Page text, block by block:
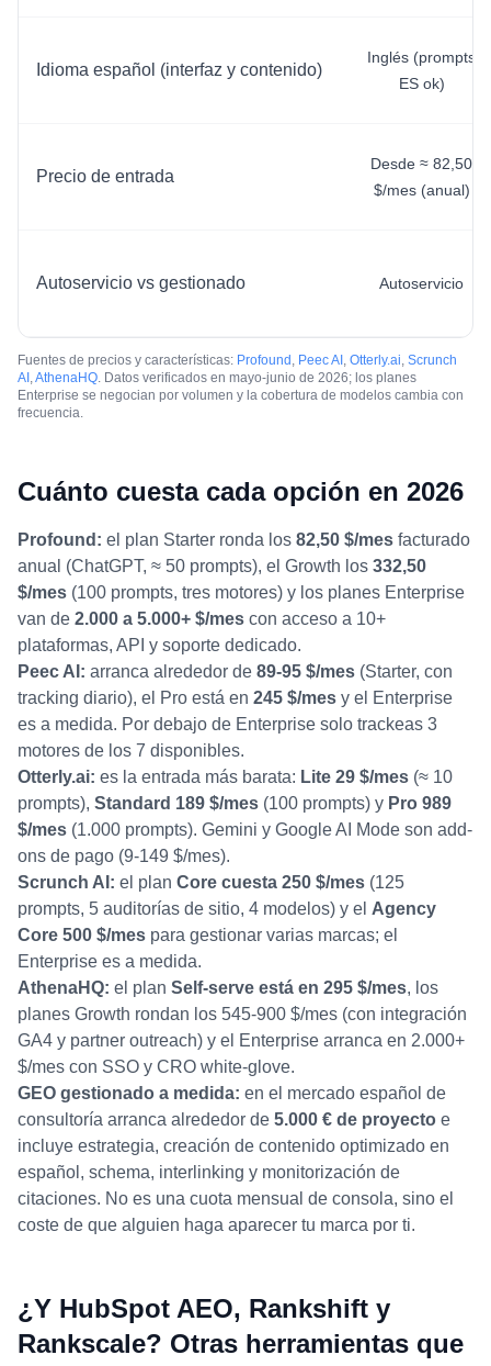
Idioma español (interfaz y contenido)
Inglés (prompts
ES ok)
Precio de entrada
Desde ≈ 82,50
$/mes (anual)
Autoservicio vs gestionado Autoservicio
Fuentes de precios y características: Profound , Peec AI , Otterly.ai, Scrunch
AI ,AthenaHQ. Datos verificados en mayo-junio de 2026; los planes
Enterprise se negocian por volumen y la cobertura de modelos cambia con
frecuencia.
Cuánto cuesta cada opción en 2026
Profound: el plan Starter ronda los 82,50 $/mes facturado
anual (ChatGPT, ≈ 50 prompts), el Growth los 332,50
$/mes (100 prompts, tres motores) y los planes Enterprise
van de 2.000 a 5.000+ $/mes con acceso a 10+
plataformas, API y soporte dedicado.
Peec AI: arranca alrededor de 89-95 $/mes (Starter, con
tracking diario), el Pro está en 245 $/mes y el Enterprise
es a medida. Por debajo de Enterprise solo trackeas 3
motores de los 7 disponibles.
Otterly.ai: es la entrada más barata: Lite 29 $/mes (≈ 10
prompts), Standard 189 $/mes (100 prompts) y Pro 989
$/mes (1.000 prompts). Gemini y Google AI Mode son add-
ons de pago (9-149 $/mes).
Scrunch AI: el plan Core cuesta 250 $/mes (125
prompts, 5 auditorías de sitio, 4 modelos) y el Agency
Core 500 $/mes para gestionar varias marcas; el
Enterprise es a medida.
AthenaHQ: el plan Self-serve está en 295 $/mes, los
planes Growth rondan los 545-900 $/mes (con integración
GA4 y partner outreach) y el Enterprise arranca en 2.000+
$/mes con SSO y CRO white-glove.
GEO gestionado a medida: en el mercado español de
consultoría arranca alrededor de 5.000 € de proyecto e
incluye estrategia, creación de contenido optimizado en
español, schema, interlinking y monitorización de
citaciones. No es una cuota mensual de consola, sino el
coste de que alguien haga aparecer tu marca por ti.
¿Y HubSpot AEO, Rankshift y
Rankscale? Otras herramientas que